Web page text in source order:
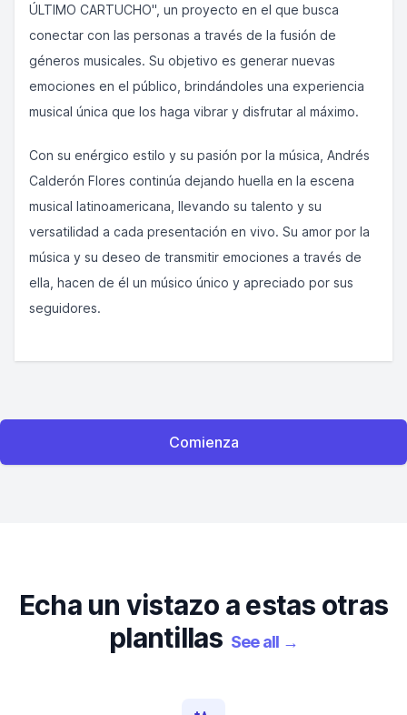
ÚLTIMO CARTUCHO", un proyecto en el que busca
conectar con las personas a través de la fusión de
géneros musicales. Su objetivo es generar nuevas
emociones en el público, brindándoles una experiencia
musical única que los haga vibrar y disfrutar al máximo.
Con su enérgico estilo y su pasión por la música, Andrés
Calderón Flores continúa dejando huella en la escena
musical latinoamericana, llevando su talento y su
versatilidad a cada presentación en vivo. Su amor por la
música y su deseo de transmitir emociones a través de
ella, hacen de él un músico único y apreciado por sus
seguidores.
Comienza
Echa un vistazo a estas otras
plantillas See all →